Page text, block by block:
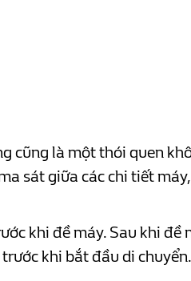
cũng là một thói quen
sát giữa các chi tiết
khi đề máy. Sau khi đề
khi bắt đầu di chuyển.